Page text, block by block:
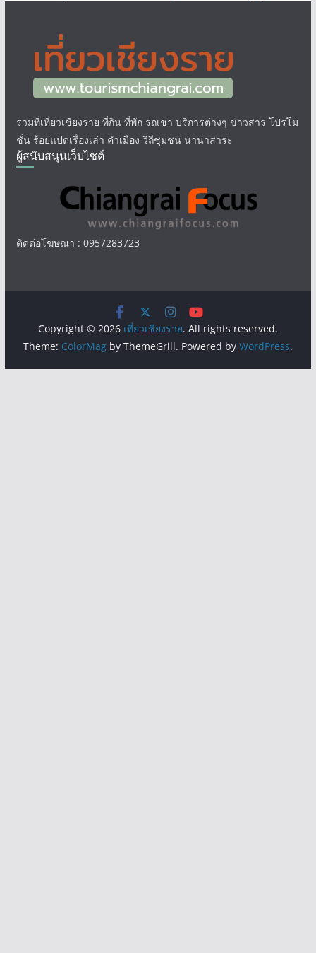
รวมที่เที่ยวเชียงราย ที่กิน ที่พัก รถเช่า บริการต่างๆ ข่าวสาร โปรโม
ชั่น ร้อยแปดเรื่องเล่า คำเมือง วิถีชุมชน นานาสาระ
ผู้สนับสนุนเว็บไซต์
ติดต่อโฆษณา : 0957283723
Copyright © 2026 เที่ยวเชียงราย. All rights reserved.
Theme: ColorMagby ThemeGrill. Powered by WordPress.